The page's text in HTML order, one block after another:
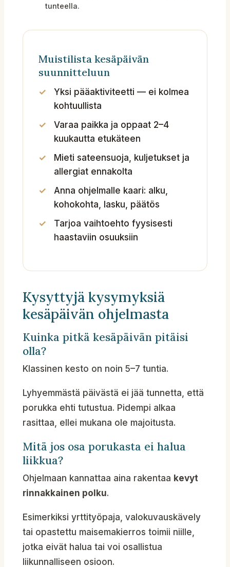
tunteella.
Muistilista kesäpäivän
suunnitteluun
Yksi pääaktiviteetti — ei kolmea
kohtuullista
Varaa paikka ja oppaat 2–4
kuukautta etukäteen
Mieti sateensuoja, kuljetukset ja
allergiat ennakolta
Anna ohjelmalle kaari: alku,
kohokohta, lasku, päätös
Tarjoa vaihtoehto fyysisesti
haastaviin osuuksiin
Kysyttyjä kysymyksiä
kesäpäivän ohjelmasta
Kuinka pitkä kesäpäivän pitäisi
olla?
Klassinen kesto on noin 5–7 tuntia.
Lyhyemmästä päivästä ei jää tunnetta, että
porukka ehti tutustua. Pidempi alkaa
rasittaa, ellei mukana ole majoitusta.
Mitä jos osa porukasta ei halua
liikkua?
Ohjelmaan kannattaa aina rakentaa kevyt
rinnakkainen polku.
Esimerkiksi yrtti­työpaja, valokuvauskävely
tai opastettu maisemakierros toimii niille,
jotka eivät halua tai voi osallistua
liikunnalliseen osioon.